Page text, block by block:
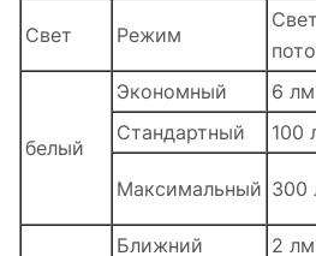
Свет Режим
белый
Экономный 6 лм
Стандартный
100
Максимальный 300
Ближний 2 лм